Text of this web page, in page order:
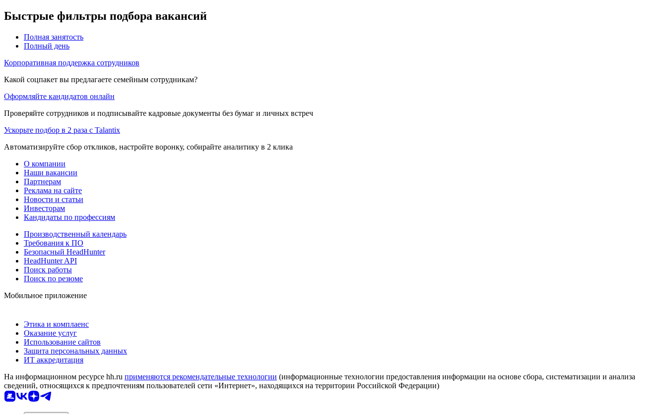
Быстрые фильтры подбора вакансий
Полная занятость
Полный день
Корпоративная поддержка сотрудников
Какой соцпакет вы предлагаете семейным сотрудникам?
Оформляйте кандидатов онлайн
Проверяйте сотрудников и подписывайте кадровые документы без бумаг и личных встреч
Ускорьте подбор в 2 раза с Talantix
Автоматизируйте сбор откликов, настройте воронку, собирайте аналитику в 2 клика
О компании
Наши вакансии
Партнерам
Реклама на сайте
Новости и статьи
Инвесторам
Кандидаты по профессиям
Производственный календарь
Требования к ПО
Безопасный HeadHunter
HeadHunter API
Поиск работы
Поиск по резюме
Мобильное приложение
Этика и комплаенс
Оказание услуг
Использование сайтов
Защита персональных данных
ИТ аккредитация
На информационном ресурсе hh.ru применяются рекомендательные технологии (информационные технологии предоставления информации на основе сбора, систематизации и анализа
сведений, относящихся к предпочтениям пользователей сети «Интернет», находящихся на территории Российской Федерации)